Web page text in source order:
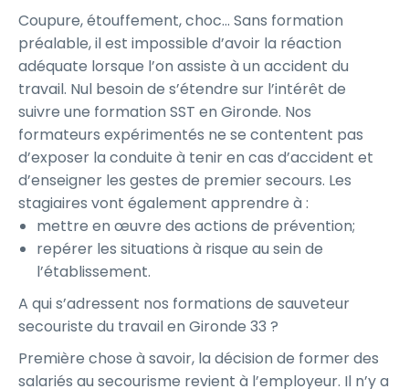
Coupure, étouffement, choc… Sans formation
préalable, il est impossible d’avoir la réaction
adéquate lorsque l’on assiste à un accident du
travail. Nul besoin de s’étendre sur l’intérêt de
suivre une formation SST en Gironde. Nos
formateurs expérimentés ne se contentent pas
d’exposer la conduite à tenir en cas d’accident et
d’enseigner les gestes de premier secours. Les
stagiaires vont également apprendre à :
mettre en œuvre des actions de prévention;
repérer les situations à risque au sein de
l’établissement.
A qui s’adressent nos formations de sauveteur
secouriste du travail en Gironde 33 ?
Première chose à savoir, la décision de former des
salariés au secourisme revient à l’employeur. Il n’y a